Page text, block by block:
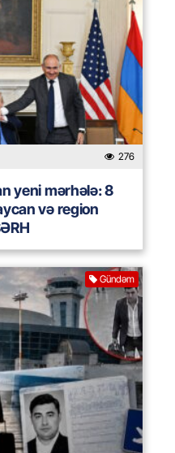
276
yeni mərhələ: 8
və region
Gündəm